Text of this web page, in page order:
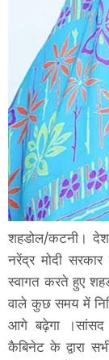
शहडोल/कटनी।
नरेंद्र मोदी
स्वागत करते हुए
वाले कुछ समय में
आगे बढ़ेगा ।सांसद
कैबिनेट के द्वारा